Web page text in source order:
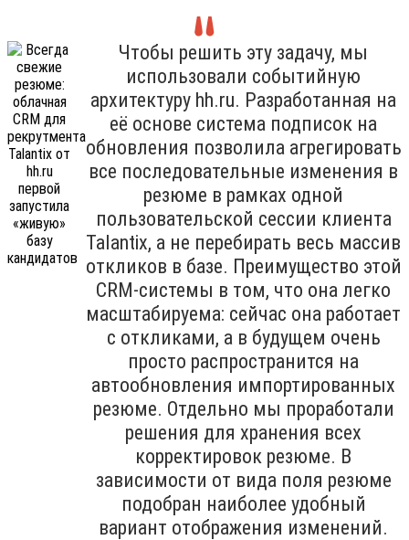
Чтобы решить эту задачу, мы
использовали событийную
архитектуру hh.ru. Разработанная на
её основе система подписок на
обновления позволила агрегировать
все последовательные изменения в
резюме в рамках одной
пользовательской сессии клиента
Talantix, а не перебирать весь массив
откликов в базе. Преимущество этой
CRM-системы в том, что она легко
масштабируема: сейчас она работает
с откликами, а в будущем очень
просто распространится на
автообновления импортированных
резюме. Отдельно мы проработали
решения для хранения всех
корректировок резюме. В
зависимости от вида поля резюме
подобран наиболее удобный
вариант отображения изменений.